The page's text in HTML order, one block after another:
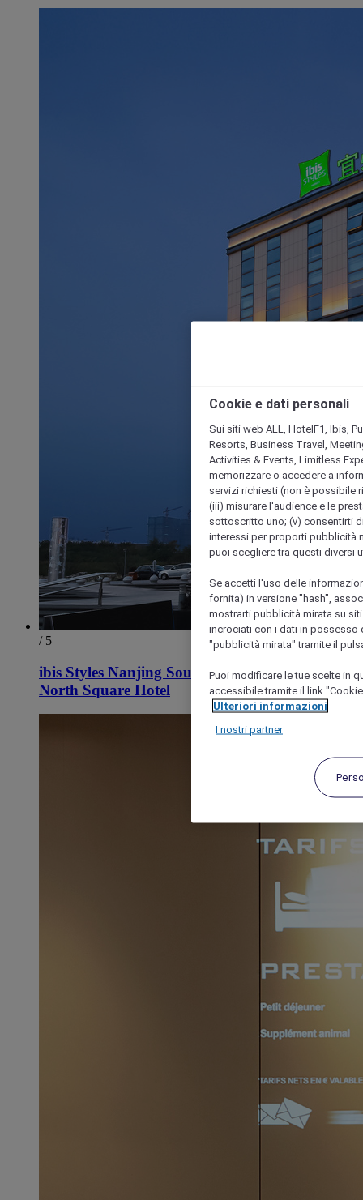
/ 5
ibis Styles Nanjing South Railway Station
North Square Hotel
Cookie e dati personali
Sui siti web ALL, HotelF1, Ibis,
Resorts, Business Travel,
Activities & Events, Limitless
memorizzare o accedere a
servizi richiesti (non è possibile
(iii) misurare l'audience e le
sottoscritto uno; (v) consentirti
interessi per proporti pubblicità
puoi scegliere tra questi diversi
Se accetti l'uso delle
fornita) in versione "hash",
mostrarti pubblicità mirata su
incrociati con i dati in possesso
"pubblicità mirata" tramite il
Puoi modificare le tue scelte in
accessibile tramite il link
Ulteriori informazioni
I nostri partner